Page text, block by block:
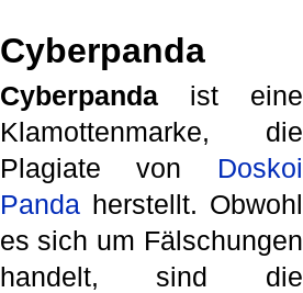
Cyberpanda
Cyberpandaist eine
Klamottenmarke, die
Plagiate von Doskoi
Pandaherstellt. Obwohl
es sich um Fälschungen
handelt, sind die